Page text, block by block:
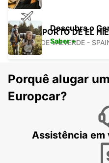
AEROPORTO DE EL
VILLA DE VALVERDE -
AEROPORTO DE
PUERTO DEL ROSARIO -
Descubra o
Saber +
Porquê alugar
Europcar?
Assistência em